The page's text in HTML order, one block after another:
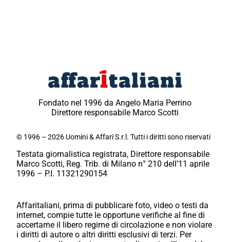
Fondato nel 1996 da Angelo Maria Perrino
Direttore responsabile Marco Scotti
© 1996 – 2026 Uomini & Affari S.r.l. Tutti i diritti sono riservati
Testata giornalistica registrata, Direttore responsabile
Marco Scotti, Reg. Trib. di Milano n° 210 dell’11 aprile
1996 – P.I. 11321290154
Affaritaliani, prima di pubblicare foto, video o testi da
internet, compie tutte le opportune verifiche al fine di
accertarne il libero regime di circolazione e non violare
i diritti di autore o altri diritti esclusivi di terzi. Per